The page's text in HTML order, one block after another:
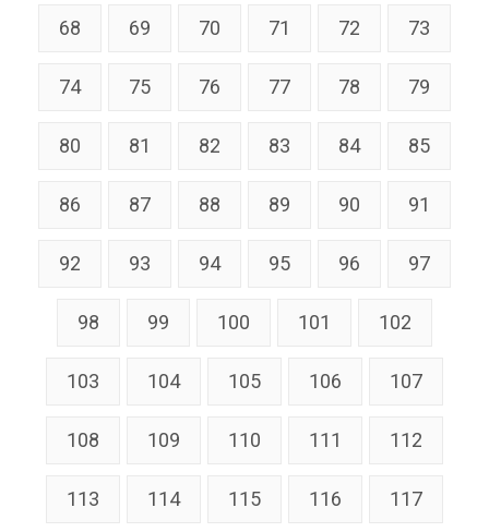
68 69 70 71 72 73
74 75 76 77 78 79
80 81 82 83 84 85
86 87 88 89 90 91
92 93 94 95 96 97
98 99 100 101 102
103 104 105 106 107
108 109 110 111 112
113 114 115 116 117